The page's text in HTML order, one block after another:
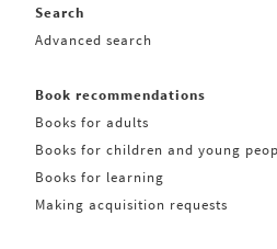
Search
Advanced search
Book recommendations
Books for adults
Books for children and young
Books for learning
Making acquisition requests